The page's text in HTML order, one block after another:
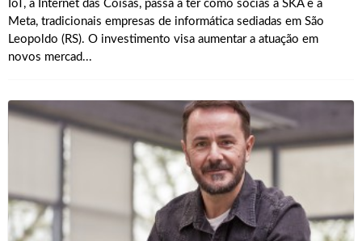
IoT, a Internet das Coisas, passa a ter como sócias a SKA e a
Meta, tradicionais empresas de informática sediadas em São
Leopoldo (RS). O investimento visa aumentar a atuação em
novos mercad...